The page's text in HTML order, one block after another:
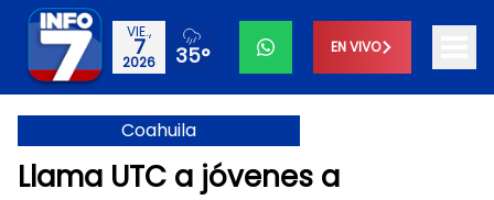
VIE.,
7
2026 35° EN VIVO
Coahuila
Llama UTC a jóvenes a